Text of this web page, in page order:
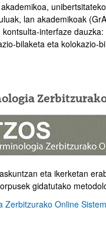
lan akademikoak
interfaze
bilaketa eta kolokazio-
eta ikerketan
gidatutako
Zerbitzurako Online